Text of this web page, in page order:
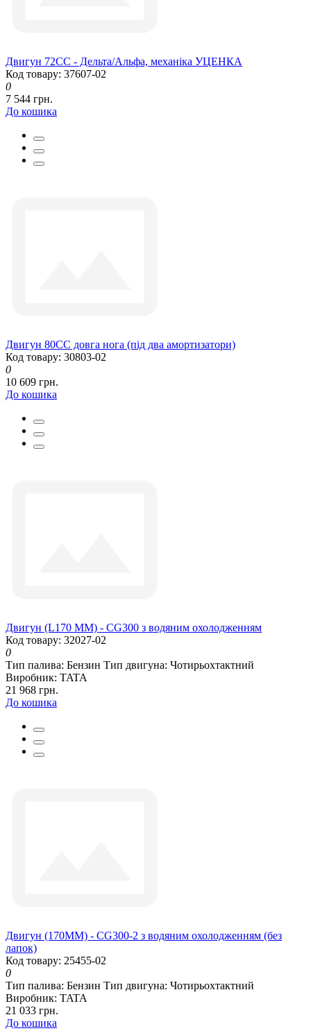
Двигун 72CC - Дельта/Альфа, механіка УЦЕНКА
Код товару: 37607-02
0
7 544 грн.
До кошика
Двигун 80СС довга нога (під два амортизатори)
Код товару: 30803-02
0
10 609 грн.
До кошика
Двигун (L170 ММ) - CG300 з водяним охолодженням
Код товару: 32027-02
0
Тип палива: Бензин Тип двигуна: Чотирьохтактний
Виробник: TATA
21 968 грн.
До кошика
Двигун (170ММ) - CG300-2 з водяним охолодженням (без
лапок)
Код товару: 25455-02
0
Тип палива: Бензин Тип двигуна: Чотирьохтактний
Виробник: TATA
21 033 грн.
До кошика